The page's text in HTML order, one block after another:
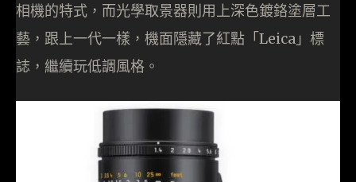
相機的特式，而光學取景器則用上深色鍍鉻塗層工
藝，跟上一代一樣，機面隱藏了紅點「Leica」標
誌，繼續玩低調風格。